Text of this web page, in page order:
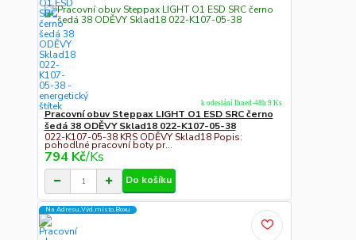
Pracovní obuv Steppax LIGHT O1 ESD SRC černo
šedá 38 ODĚVY Sklad18 022-K107-05-38
022-K107-05-38 KRS ODĚVY Sklad18 Popis:
pohodlné pracovní boty pr...
794 Kč/Ks
k odeslání Ihned-48h 9 Ks
Do košíku
Na Adresu,Výd.místo,Boxu